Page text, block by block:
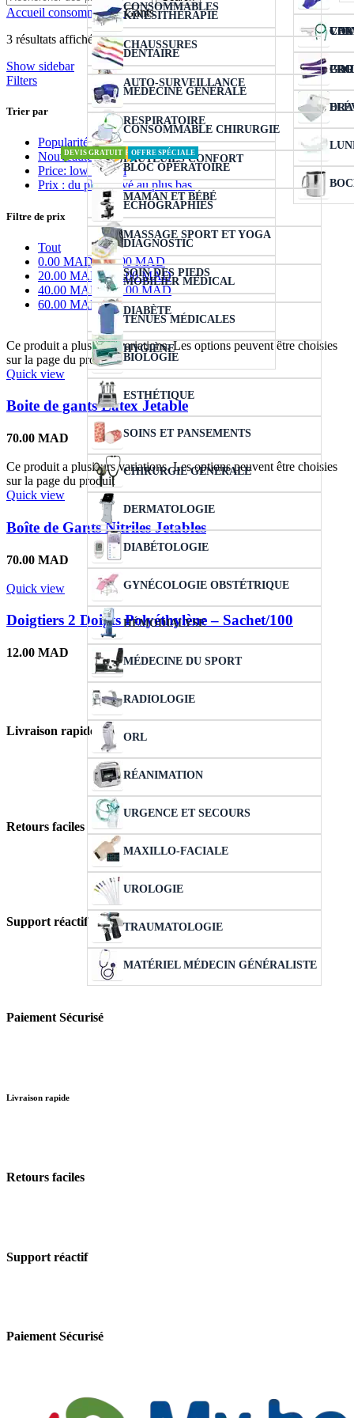
CONSOMMABLES
CHAUSSURES
AUTO-SURVEILLANCE
RESPIRATOIRE
FAUTEUILS CONFORT
MAMAN ET BÉBÉ
MASSAGE SPORT ET YOGA
SOIN DES PIEDS
DIABÈTE
HYGIÈNE
KINÉSITHÉRAPIE
DENTAIRE
MÉDECINE GÉNÉRALE
CONSOMMABLE CHIRURGIE
BLOC OPÉRATOIRE
ÉCHOGRAPHIES
DIAGNOSTIC
MOBILIER MÉDICAL
TENUES MÉDICALES
BIOLOGIE
ESTHÉTIQUE
SOINS ET PANSEMENTS
CHIRURGIE GÉNÉRALE
DERMATOLOGIE
DIABÉTOLOGIE
GYNÉCOLOGIE OBSTÉTRIQUE
HÉMODIALYSE
MÉDECINE DU SPORT
RADIOLOGIE
ORL
RÉANIMATION
URGENCE ET SECOURS
MAXILLO-FACIALE
UROLOGIE
TRAUMATOLOGIE
MATÉRIEL MÉDECIN GÉNÉRALISTE
NEW
DEVIS GRATUIT
Accueil consommablesGants
3 résultats affichés
Show sidebar
Filters
Trier par
Popularité
Nouveauté
Price: low to high
Prix : du plus élevé au plus bas.
Filtre de prix
Tout
0.00 MAD-20.00MAD
20.00 MAD-40.00MAD
40.00 MAD-60.00MAD
60.00 MAD+
Ce produit a plusieurs variations. Les options peuvent être choisies
sur la page du produit
Quick view
Boite de gants Latex Jetable
70.00 MAD
Ce produit a plusieurs variations. Les options peuvent être choisies
sur la page du produit
Quick view
Boîte de Gants Nitriles Jetables
70.00 MAD
Quick view
Doigtiers 2 Doigts Polyéthylène – Sachet/100
12.00 MAD
Livraison rapide
Retours faciles
Support réactif
Paiement Sécurisé
Livraison rapide
Retours faciles
Support réactif
Paiement Sécurisé
OFFRE EXCLUSIVE
OFFRE SPÉCIALE
DEVIS GRATUIT